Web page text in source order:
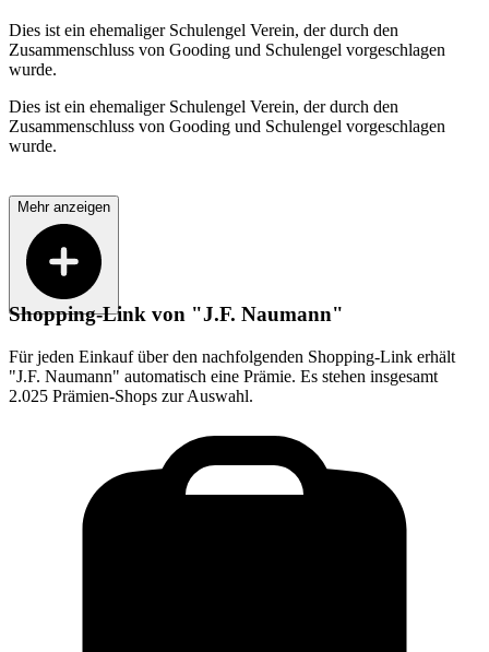
Dies ist ein ehemaliger Schulengel Verein, der durch den
Zusammenschluss von Gooding und Schulengel vorgeschlagen
wurde.
Dies ist ein ehemaliger Schulengel Verein, der durch den
Zusammenschluss von Gooding und Schulengel vorgeschlagen
wurde.
Mehr anzeigen
Shopping-Link von "J.F. Naumann"
Für jeden Einkauf über den nachfolgenden Shopping-Link erhält
"J.F. Naumann" automatisch eine Prämie. Es stehen insgesamt
2.025 Prämien-Shops zur Auswahl.